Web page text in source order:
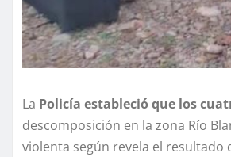
La Policía estableció que los
descomposición en la zona Río
violenta según revela el resultado